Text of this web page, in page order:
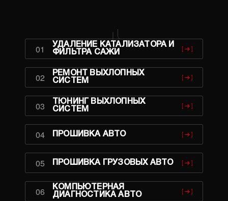
01
УДАЛЕНИЕ КАТАЛИЗАТОРА И
ФИЛЬТРА САЖИ
02
РЕМОНТ ВЫХЛОПНЫХ
СИСТЕМ
03
ТЮНИНГ ВЫХЛОПНЫХ
СИСТЕМ
04 ПРОШИВКА АВТО
05 ПРОШИВКА ГРУЗОВЫХ АВТО
06
КОМПЬЮТЕРНАЯ
ДИАГНОСТИКА АВТО